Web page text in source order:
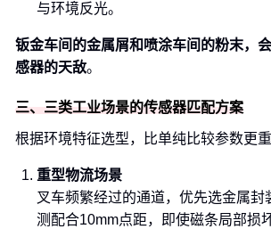
与环境反光。
钣金车间的金属屑和喷涂车间的粉末，
感器的天敌。
三、三类工业场景的传感器匹配方案
根据环境特征选型，比单纯比较参数更重
重型物流场景
叉车频繁经过的通道，优先选金属封
测配合10mm点距，即使磁条局部损